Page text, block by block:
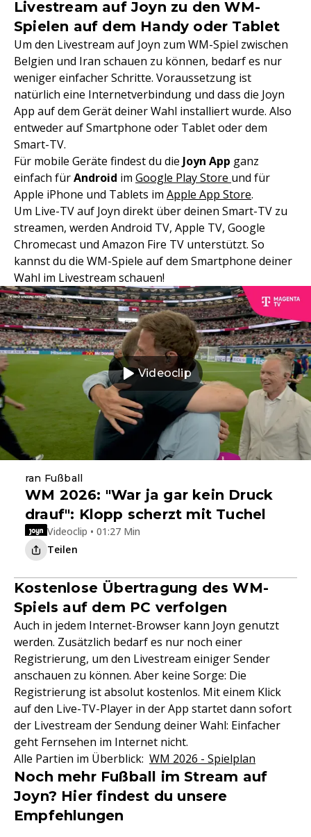
Livestream auf Joyn zu den WM-
Spielen auf dem Handy oder Tablet
Um den Livestream auf Joyn zum WM-Spiel zwischen
Belgien und Iran schauen zu können, bedarf es nur
weniger einfacher Schritte. Voraussetzung ist
natürlich eine Internetverbindung und dass die Joyn
App auf dem Gerät deiner Wahl installiert wurde. Also
entweder auf Smartphone oder Tablet oder dem
Smart-TV.
Für mobile Geräte findest du die Joyn App ganz
einfach fürAndroid im Google Play Store und für
Apple iPhone und Tablets im Apple App Store.
Um Live-TV auf Joyn direkt über deinen Smart-TV zu
streamen, werden Android TV, Apple TV, Google
Chromecast und Amazon Fire TV unterstützt. So
kannst du die WM-Spiele auf dem Smartphone deiner
Wahl im Livestream schauen!
Videoclip
ran Fußball
WM 2026: "War ja gar kein Druck
drauf": Klopp scherzt mit Tuchel
Videoclip • 01:27 Min
Teilen
Kostenlose Übertragung des WM-
Spiels auf dem PC verfolgen
Auch in jedem Internet-Browser kann Joyn genutzt
werden. Zusätzlich bedarf es nur noch einer
Registrierung, um den Livestream einiger Sender
anschauen zu können. Aber keine Sorge: Die
Registrierung ist absolut kostenlos. Mit einem Klick
auf den Live-TV-Player in der App startet dann sofort
der Livestream der Sendung deiner Wahl: Einfacher
geht Fernsehen im Internet nicht.
Alle Partien im Überblick: WM 2026 - Spielplan
Noch mehr Fußball im Stream auf
Joyn? Hier findest du unsere
Empfehlungen